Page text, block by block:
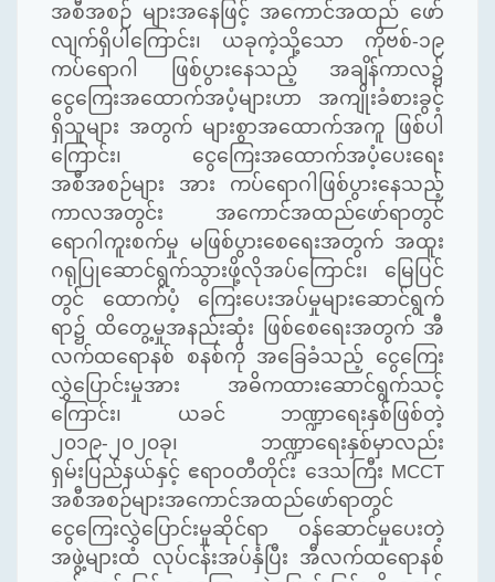
အစီအစဉ် များအနေဖြင့် အကောင်အထည် ဖော်
လျက်ရှိပါကြောင်း၊ ယခုကဲ့သို့သော ကိုဗစ်-၁၉
ကပ်ရောဂါ ဖြစ်ပွားနေသည့် အချိန်ကာလ၌
ငွေကြေးအထောက်အပံ့များဟာ အကျိုးခံစားခွင့်
ရှိသူများ အတွက် များစွာအထောက်အကူ ဖြစ်ပါ
ကြောင်း၊ ငွေကြေးအထောက်အပံ့ပေးရေး
အစီအစဉ်များ အား ကပ်ရောဂါဖြစ်ပွားနေသည့်
ကာလအတွင်း အကောင်အထည်ဖော်ရာတွင်
ရောဂါကူးစက်မှု မဖြစ်ပွားစေရေးအတွက် အထူး
ဂရုပြုဆောင်ရွက်သွားဖို့လိုအပ်ကြောင်း၊ မြေပြင်
တွင် ထောက်ပံ့ ကြေးပေးအပ်မှုများဆောင်ရွက်
ရာ၌ ထိတွေ့မှုအနည်းဆုံး ဖြစ်စေရေးအတွက် အီ
လက်ထရောနစ် စနစ်ကို အခြေခံသည့် ငွေကြေး
လွှဲပြောင်းမှုအား အဓိကထားဆောင်ရွက်သင့်
ကြောင်း၊ ယခင် ဘဏ္ဍာရေးနှစ်ဖြစ်တဲ့
၂၀၁၉-၂၀၂၀ခု၊ ဘဏ္ဍာရေးနှစ်မှာလည်း
ရှမ်းပြည်နယ်နှင့် ဧရာဝတီတိုင်း ဒေသကြီး MCCT
အစီအစဉ်များအကောင်အထည်ဖော်ရာတွင်
ငွေကြေးလွှဲပြောင်းမှုဆိုင်ရာ ဝန်ဆောင်မှုပေးတဲ့
အဖွဲ့များထံ လုပ်ငန်းအပ်နှံပြီး အီလက်ထရောနစ်